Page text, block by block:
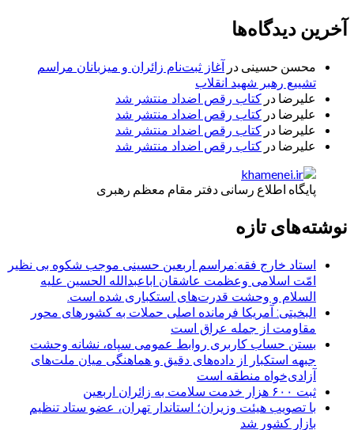
آخرین دیدگاه‌ها
محسن حسینی در آغاز ثبت‌نام زائران و میزبانان مراسم
تشییع رهبر شهید انقلاب
علیرضا در کتاب رقص اضداد منتشر شد
علیرضا در کتاب رقص اضداد منتشر شد
علیرضا در کتاب رقص اضداد منتشر شد
علیرضا در کتاب رقص اضداد منتشر شد
پایگاه اطلاع رسانی دفتر مقام معظم رهبری
نوشته‌های تازه
استاد خارج فقه:مراسم اربعین حسینی موجب شکوه بی نظیر
امّت اسلامی وعظمت عاشقان اباعبدالله الحسین علیه
السلام و وحشت قدرت‌های استکباری شده است.
البخیتی: آمریکا فرمانده اصلی حملات به کشورهای محور
مقاومت از جمله عراق است
بستن حساب کاربری روابط عمومی سپاه، نشانه‌ وحشت
جبهه استکبار از داده‌های دقیق و هماهنگی میان ملت‌های
آزادی‌خواه منطقه است
ثبت ۶۰۰ هزار خدمت سلامت به زائران اربعین
با تصویب هیئت وزیران؛ استاندار تهران، عضو ستاد تنظیم
بازار کشور شد